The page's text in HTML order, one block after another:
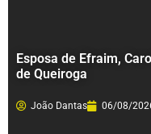
Esposa de Efraim,
de Queiroga
João Dantas 06/08/